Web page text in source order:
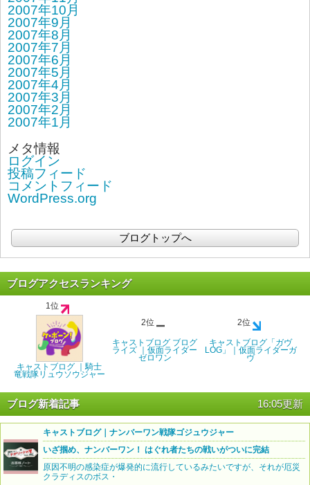
2007年10月
2007年9月
2007年8月
2007年7月
2007年6月
2007年5月
2007年4月
2007年3月
2007年2月
2007年1月
メタ情報
ログイン
投稿フィード
コメントフィード
WordPress.org
ブログトップへ
ブログアクセスランキング
1位
キャストブログ ｜騎士
竜戦隊リュウソウジャー
2位
キャストブログ ブログ
ライズ ｜仮面ライダー
ゼロワン
2位
キャストブログ「ガヴ
LOG」｜仮面ライダーガ
ヴ
ブログ新着記事 16:05更新
キャストブログ｜ナンバーワン戦隊ゴジュウジャー
いざ掴め、ナンバーワン！ はぐれ者たちの戦いがついに完結
原因不明の感染症が爆発的に流行しているみたいですが、それが厄災
クラディスのボス・